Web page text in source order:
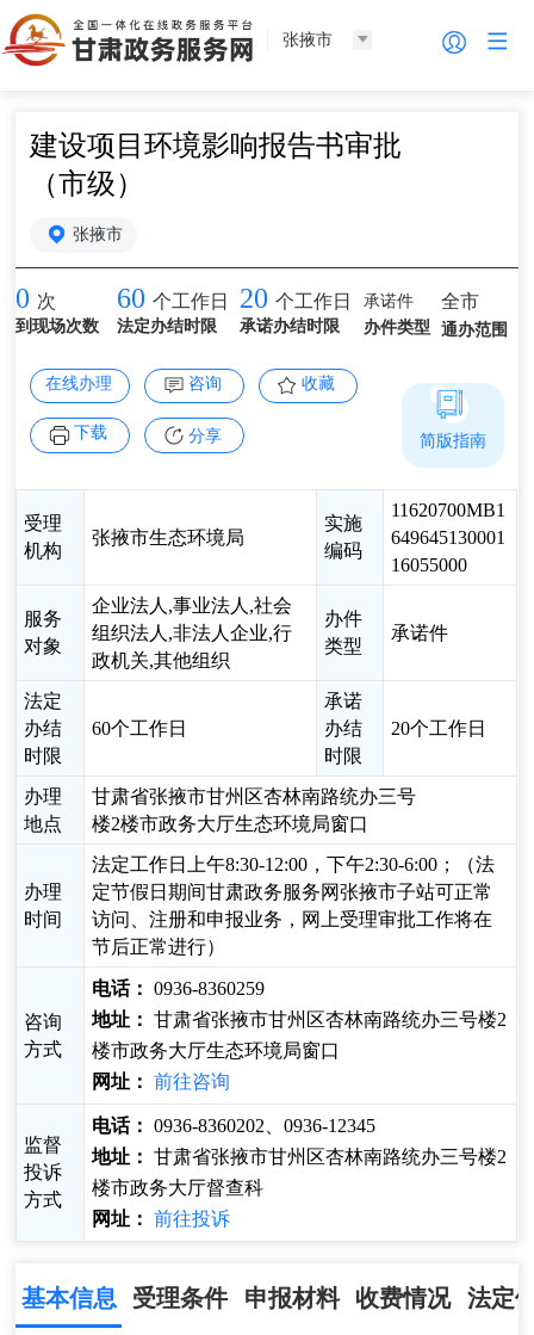
张掖市
建设项目环境影响报告书审批
（市级）
张掖市
0 次
到现场次数
60 个工作日
法定办结时限
20 个工作日
承诺办结时限
承诺件
办件类型
全市
通办范围
在线办理 咨询 收藏
下载 分享
受理
机构
张掖市生态环境局
实施
编码
11620700MB1
649645130001
16055000
服务
对象
企业法人,事业法人,社会
组织法人,非法人企业,行
政机关,其他组织
办件
类型
承诺件
法定
办结
时限
60个工作日
承诺
办结
时限
20个工作日
办理
地点
甘肃省张掖市甘州区杏林南路统办三号
楼2楼市政务大厅生态环境局窗口
办理
时间
法定工作日上午8:30-12:00，下午2:30-6:00；（法
定节假日期间甘肃政务服务网张掖市子站可正常
访问、注册和申报业务，网上受理审批工作将在
节后正常进行）
咨询
方式
电话： 0936-8360259
地址： 甘肃省张掖市甘州区杏林南路统办三号楼2
楼市政务大厅生态环境局窗口
网址： 前往咨询
监督
投诉
方式
电话： 0936-8360202、0936-12345
地址： 甘肃省张掖市甘州区杏林南路统办三号楼2
楼市政务大厅督查科
网址： 前往投诉
简版指南
基本信息 受理条件 申报材料 收费情况 法定